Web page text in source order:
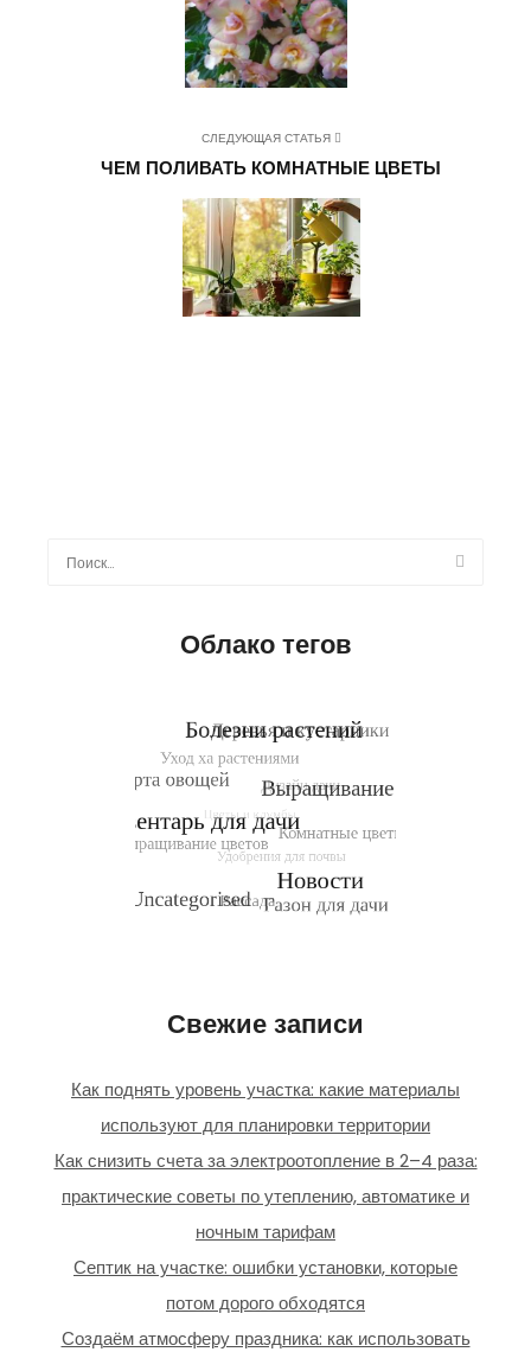
СЛЕДУЮЩАЯ СТАТЬЯ
ЧЕМ ПОЛИВАТЬ КОМНАТНЫЕ ЦВЕТЫ
Найти:
Облако тегов
Свежие записи
Как поднять уровень участка: какие материалы
используют для планировки территории
Как снизить счета за электроотопление в 2–4 раза:
практические советы по утеплению, автоматике и
ночным тарифам
Септик на участке: ошибки установки, которые
потом дорого обходятся
Создаём атмосферу праздника: как использовать